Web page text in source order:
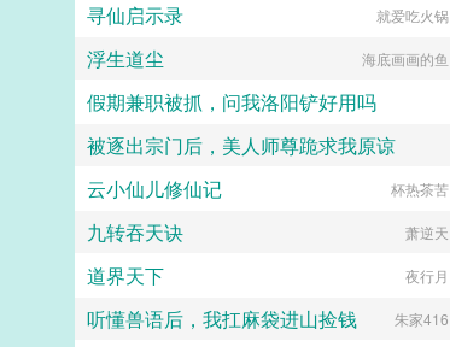
寻仙启示录
就爱吃火锅
浮生道尘 海底画画的鱼
假期兼职被抓，问我洛阳铲好用吗
爱打拳的王师傅
被逐出宗门后，美人师尊跪求我原谅
苗苗这小妞儿
云小仙儿修仙记 杯热茶苦
九转吞天诀 萧逆天
道界天下 夜行月
听懂兽语后，我扛麻袋进山捡钱 朱家416